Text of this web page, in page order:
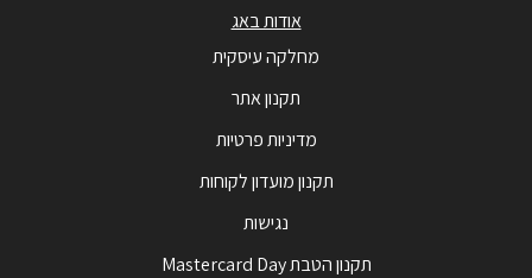
אודות באג
מחלקה עיסקית
תקנון אתר
מדיניות פרטיות
תקנון מועדון לקוחות
נגישות
תקנון הטבת Mastercard Day